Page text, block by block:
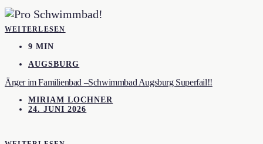
WEITERLESEN
9 MIN
AUGSBURG
Ärger im Familienbad –Schwimmbad Augsburg Superfail!!
MIRIAM LOCHNER
24. JUNI 2026